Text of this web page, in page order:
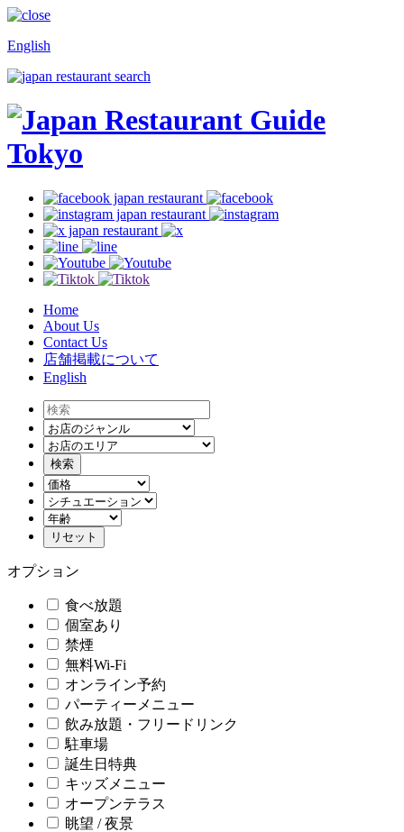
English
Home
About Us
Contact Us
店舗掲載について
English
オプション
食べ放題
個室あり
禁煙
無料Wi-Fi
オンライン予約
パーティーメニュー
飲み放題・フリードリンク
駐車場
誕生日特典
キッズメニュー
オープンテラス
眺望 / 夜景